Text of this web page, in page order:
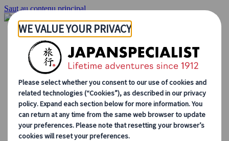
Saut au contenu principal
Accueil
Voyages
Circuits individuels
Circuits en groupe
Circuits autotours
Excursions
Voyages de groupe sur mesure
Japan Rail Pass
Découvrez notre travail
Qui sommes-nous ?
Notre équipe
Rejoignez notre équipe